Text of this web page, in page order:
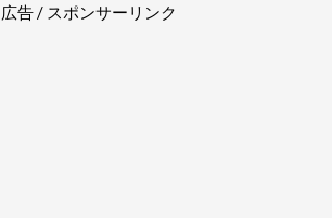
広告 / スポンサーリンク